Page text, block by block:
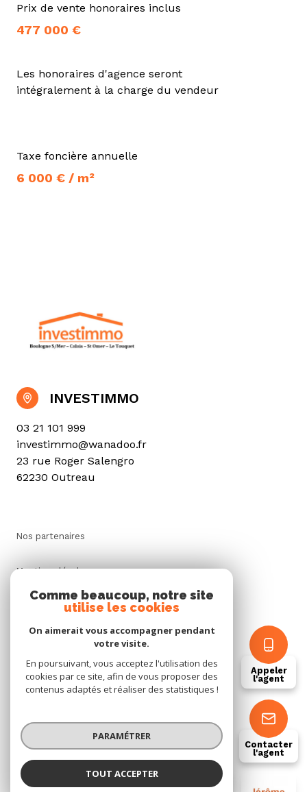
JEROME GENEAU
Appeler
l'agent
Contacter
l'agent
Prix de vente honoraires inclus
477 000 €
Les honoraires d'agence seront
intégralement à la charge du vendeur
Taxe foncière annuelle
6 000 € / m²
INVESTIMMO
03 21 101 999
investimmo@wanadoo.fr
23 rue Roger Salengro
62230 Outreau
Nos partenaires
Mentions légales
Cookies
© 2026 | Tous droits réservés
Réalisé par
Comme beaucoup, notre site
utilise les cookies
On aimerait vous accompagner pendant
votre visite.
En poursuivant, vous acceptez l'utilisation des
cookies par ce site, afin de vous proposer des
contenus adaptés et réaliser des statistiques !
PARAMÉTRER
TOUT ACCEPTER